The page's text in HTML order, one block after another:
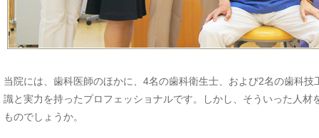
当院には、歯科医師のほかに、4名の歯科衛生士、および2名の歯科
識と実力を持ったプロフェッショナルです。しかし、そういった人
ものでしょうか。